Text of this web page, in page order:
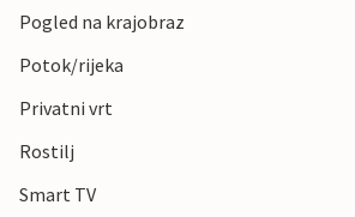
Pogled na krajobraz
Potok/rijeka
Privatni vrt
Rostilj
Smart TV